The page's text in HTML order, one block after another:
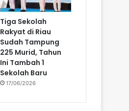
Tiga Sekolah
Rakyat di Riau
Sudah Tampung
225 Murid, Tahun
Ini Tambah 1
Sekolah Baru
17/06/2026